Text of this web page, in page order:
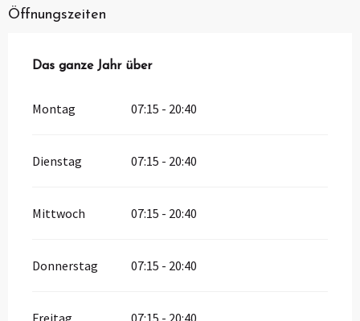
Öffnungszeiten
Das ganze Jahr über
Das ganze Jahr über
Montag 07:15 - 20:40
Dienstag 07:15 - 20:40
Mittwoch 07:15 - 20:40
Donnerstag 07:15 - 20:40
Freitag 07:15 - 20:40